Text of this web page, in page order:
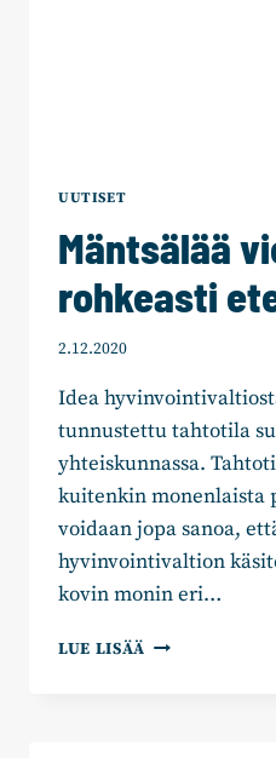
UUTISET
Mäntsälää
rohkeasti
2.12.2020
Idea
tunnustettu tahtotila
yhteiskunnassa.
kuitenkin monenlaista
voidaan jopa sanoa,
hyvinvointivaltion
kovin monin eri…
LUE LISÄÄ MÄNTSÄLÄÄ